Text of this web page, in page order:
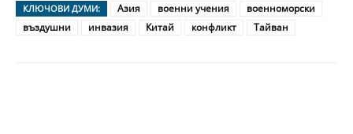
КЛЮЧОВИ ДУМИ: Азия военни учения
военноморски
въздушни
инвазия Китай конфликт Тайван